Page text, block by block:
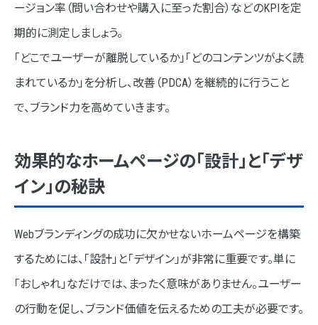
ージョン率（問い合わせや購入に至った割合）などのKPIを定
期的に測定しましょう。
「どこでユーザーが離脱しているか」「どのコンテンツがよく読
まれているか」を分析し、改善（PDCA）を継続的に行うこと
で、ブランド力を高めていきます。
効果的なホームページの「設計」と「デザ
イン」の秘訣
Webブランディングの成功に欠かせないホームページを構築
するためには、「設計」と「デザイン」が非常に重要です。単に
「おしゃれ」なだけでは、まったく意味がありません。ユーザー
の行動を促し、ブランド価値を伝えるための工夫が必要です。